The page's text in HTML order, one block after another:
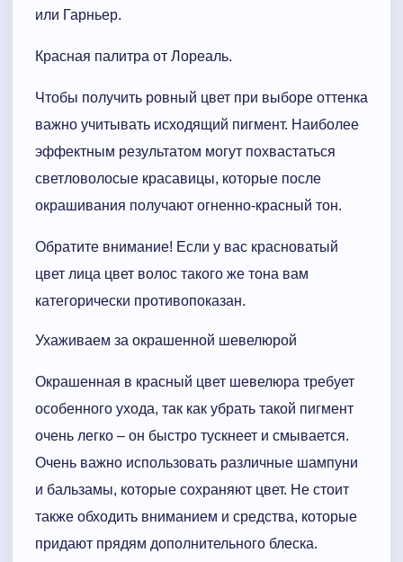
или Гарньер.
Красная палитра от Лореаль.
Чтобы получить ровный цвет при выборе оттенка
важно учитывать исходящий пигмент. Наиболее
эффектным результатом могут похвастаться
светловолосые красавицы, которые после
окрашивания получают огненно-красный тон.
Обратите внимание! Если у вас красноватый
цвет лица цвет волос такого же тона вам
категорически противопоказан.
Ухаживаем за окрашенной шевелюрой
Окрашенная в красный цвет шевелюра требует
особенного ухода, так как убрать такой пигмент
очень легко – он быстро тускнеет и смывается.
Очень важно использовать различные шампуни
и бальзамы, которые сохраняют цвет. Не стоит
также обходить вниманием и средства, которые
придают прядям дополнительного блеска.